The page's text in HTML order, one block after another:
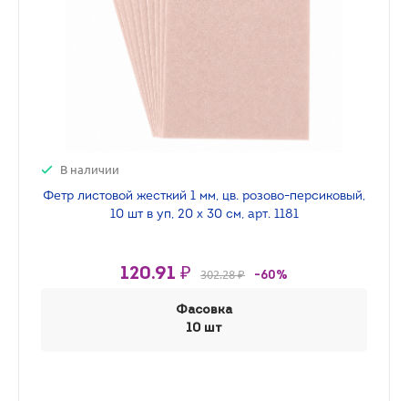
В наличии
Фетр листовой жесткий 1 мм, цв. розово-персиковый,
10 шт в уп, 20 х 30 см, арт. 1181
120.91 ₽ 302.28 ₽ -60%
Фасовка
10 шт